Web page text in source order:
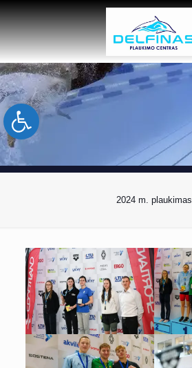
Open toolbar
2024 m. plaukimas